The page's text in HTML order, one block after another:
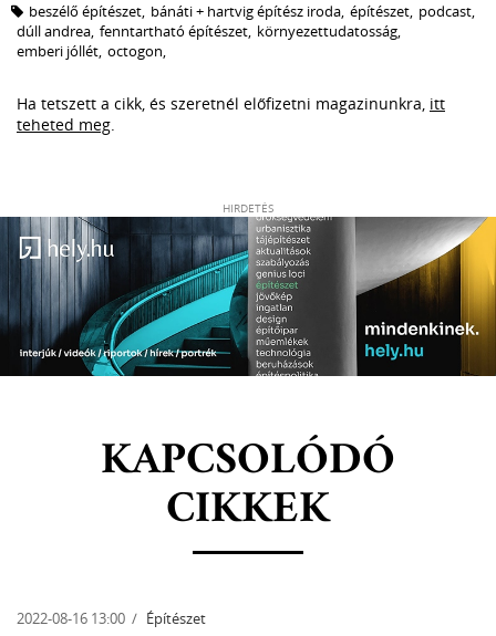
beszélő építészet, bánáti + hartvig építész iroda, építészet, podcast,
dúll andrea, fenntartható építészet, környezettudatosság,
emberi jóllét, octogon,
Ha tetszett a cikk, és szeretnél előfizetni magazinunkra, itt
teheted meg.
HIRDETÉS
KAPCSOLÓDÓ
CIKKEK
2022-08-16 13:00 Építészet